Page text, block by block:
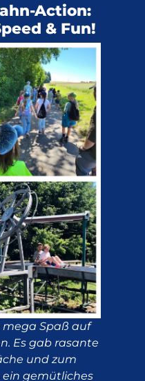
Action:
& Fun!
Spaß auf
Es gab rasante
und zum
ein gemütliches